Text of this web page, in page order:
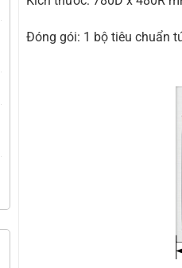
Đóng gói: 1 bộ tiêu chuẩn